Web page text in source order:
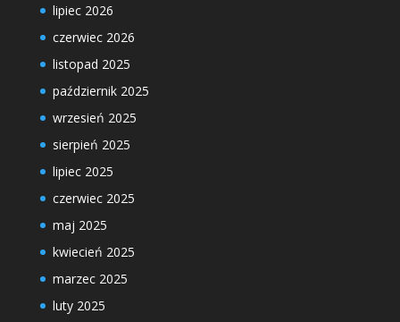
lipiec 2026
czerwiec 2026
listopad 2025
październik 2025
wrzesień 2025
sierpień 2025
lipiec 2025
czerwiec 2025
maj 2025
kwiecień 2025
marzec 2025
luty 2025